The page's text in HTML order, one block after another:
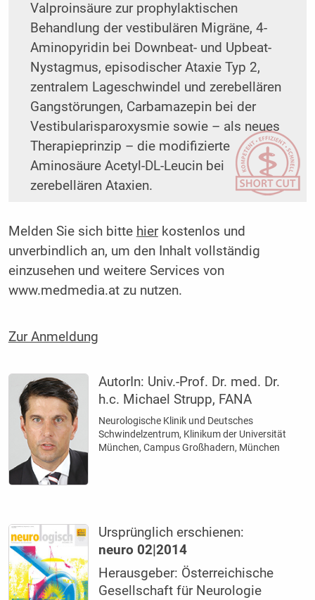
Valproinsäure zur prophylaktischen
Behandlung der vestibulären Migräne, 4-
Aminopyridin bei Downbeat- und Upbeat-
Nystagmus, episodischer Ataxie Typ 2,
zentralem Lageschwindel und zerebellären
Gangstörungen, Carbamazepin bei der
Vestibularisparoxysmie sowie – als neues
Therapieprinzip – die modifizierte
Aminosäure Acetyl-DL-Leucin bei
zerebellären Ataxien.
Melden Sie sich bitte hierkostenlos und
unverbindlich an, um den Inhalt vollständig
einzusehen und weitere Services von
www.medmedia.at zu nutzen.
Zur Anmeldung
AutorIn: Univ.-Prof. Dr. med. Dr.
h.c. Michael Strupp, FANA
Neurologische Klinik und Deutsches
Schwindelzentrum, Klinikum der Universität
München, Campus Großhadern, München
Ursprünglich erschienen:
neuro 02|2014
Herausgeber: Österreichische
Gesellschaft für Neurologie